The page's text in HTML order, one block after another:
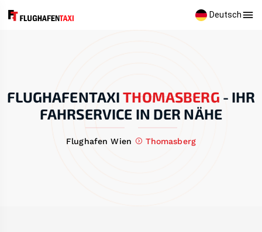
Deutsch
FLUGHAFENTAXI THOMASBERG - IHR
FAHRSERVICE IN DER NÄHE
Flughafen Wien Thomasberg